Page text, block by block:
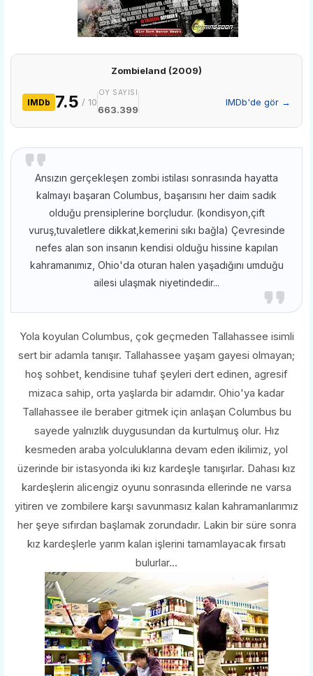
Zombieland (2009)
IMDb 7.5 / 10
OY SAYISI
663.399
IMDb'de gör →
Ansızın gerçekleşen zombi istilası sonrasında hayatta
kalmayı başaran Columbus, başarısını her daim sadık
olduğu prensiplerine borçludur. (kondisyon,çift
vuruş,tuvaletlere dikkat,kemerini sıkı bağla) Çevresinde
nefes alan son insanın kendisi olduğu hissine kapılan
kahramanımız, Ohio'da oturan halen yaşadığını umduğu
ailesi ulaşmak niyetindedir...
Yola koyulan Columbus, çok geçmeden Tallahassee isimli
sert bir adamla tanışır. Tallahassee yaşam gayesi olmayan;
hoş sohbet, kendisine tuhaf şeyleri dert edinen, agresif
mizaca sahip, orta yaşlarda bir adamdır. Ohio'ya kadar
Tallahassee ile beraber gitmek için anlaşan Columbus bu
sayede yalnızlık duygusundan da kurtulmuş olur. Hız
kesmeden araba yolculuklarına devam eden ikilimiz, yol
üzerinde bir istasyonda iki kız kardeşle tanışırlar. Dahası kız
kardeşlerin alicengiz oyunu sonrasında ellerinde ne varsa
yitiren ve zombilere karşı savunmasız kalan kahramanlarımız
her şeye sıfırdan başlamak zorundadır. Lakin bir süre sonra
kız kardeşlerle yarım kalan işlerini tamamlayacak fırsatı
bulurlar...